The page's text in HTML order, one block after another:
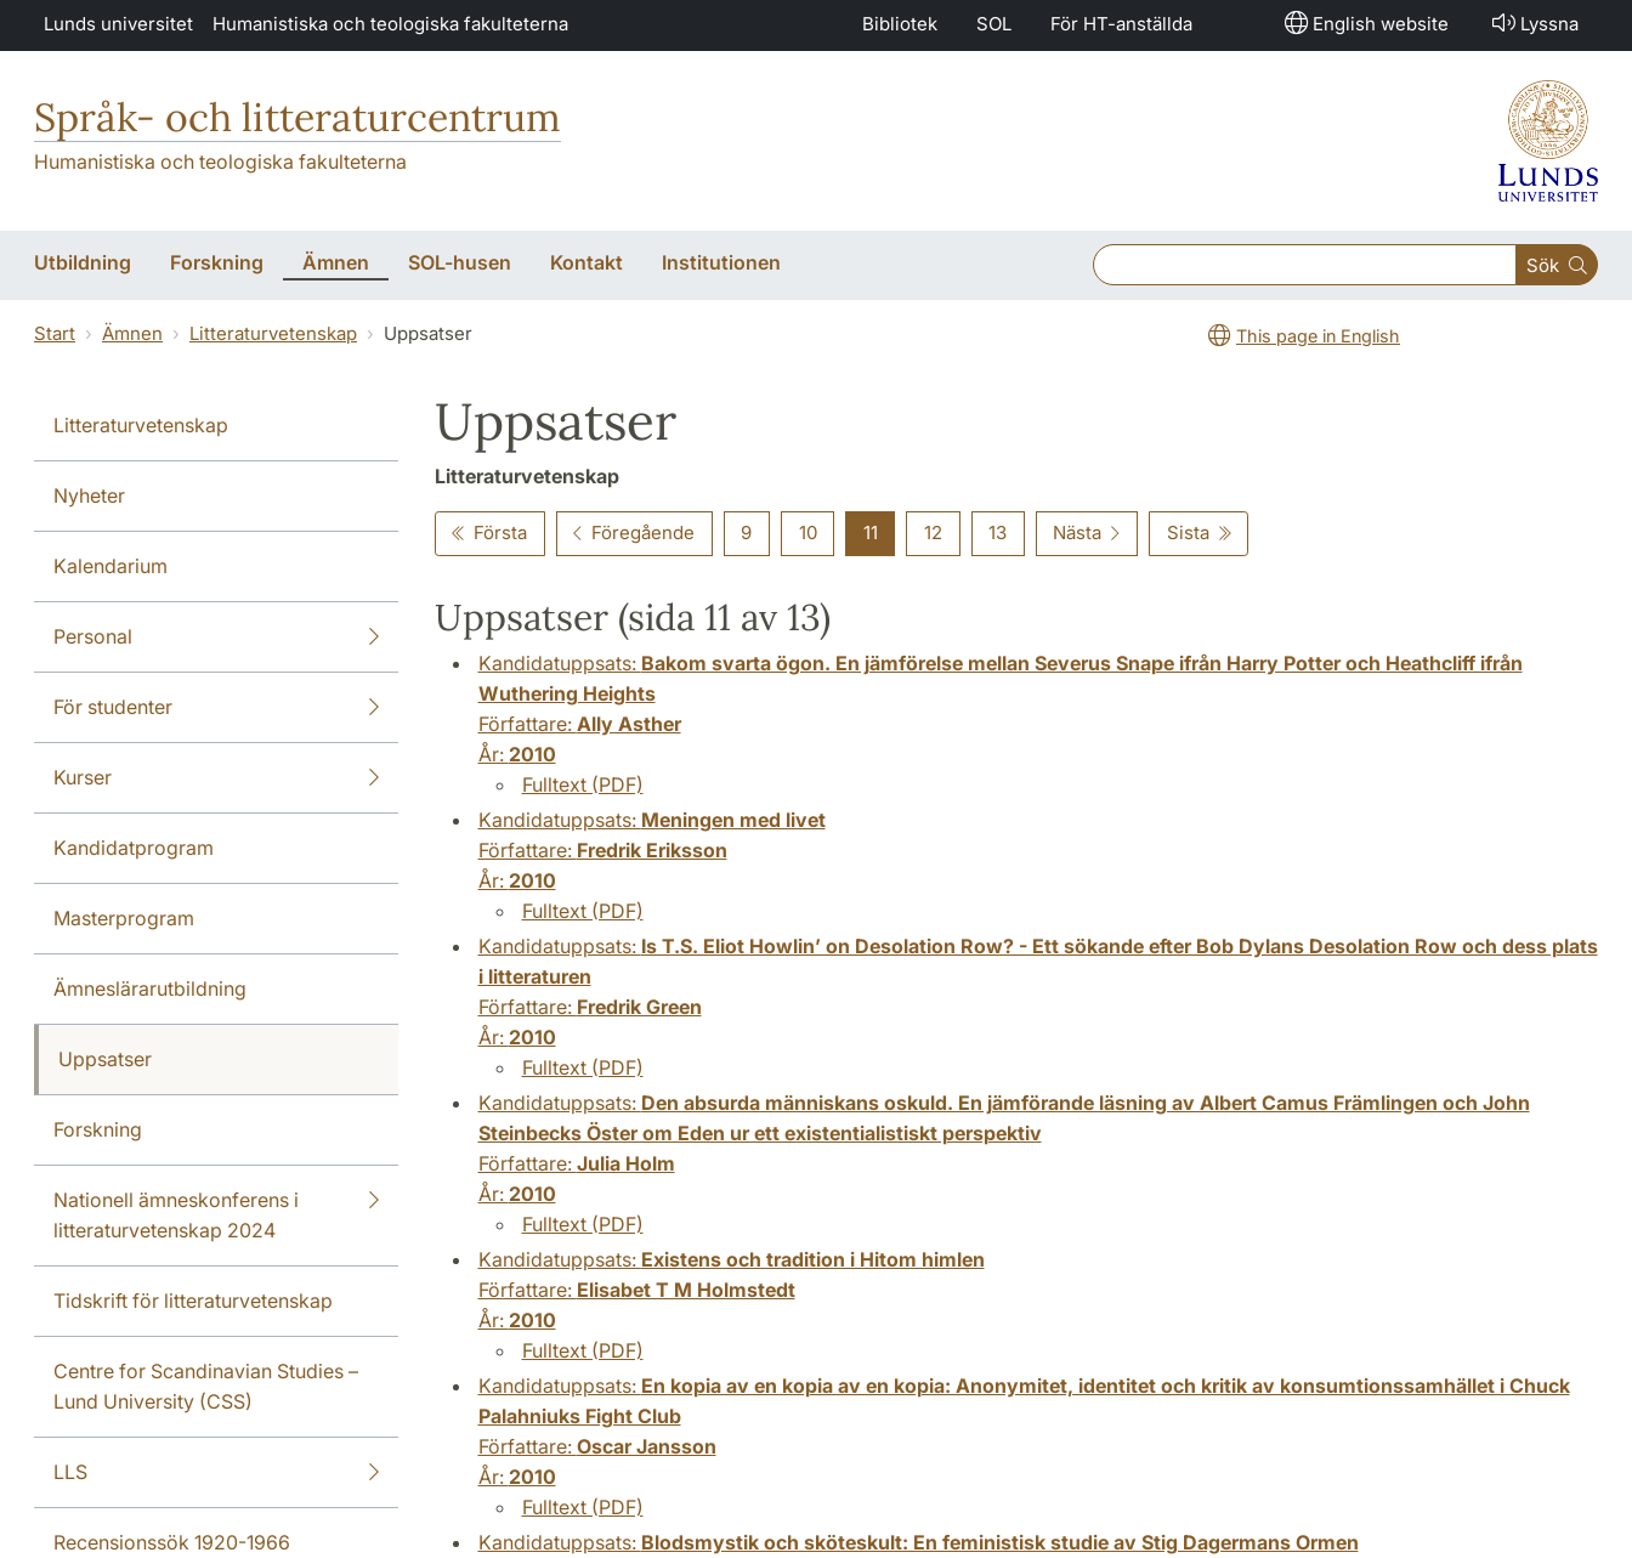
Hoppa till huvudinnehåll
Lunds universitet Humanistiska och teologiska fakulteterna Bibliotek SOL För HT-anställda English website Lyssna
Språk- och litteraturcentrum
Humanistiska och teologiska fakulteterna
Utbildning Forskning Ämnen SOL-husen Kontakt Institutionen Sök
Start Ämnen Litteraturvetenskap Uppsatser This page in English
Litteraturvetenskap
Nyheter
Kalendarium
Personal
För studenter
Kurser
Kandidatprogram
Masterprogram
Ämneslärarutbildning
Uppsatser
Forskning
Nationell ämneskonferens i
litteraturvetenskap 2024
Tidskrift för litteraturvetenskap
Centre for Scandinavian Studies –
Lund University (CSS)
LLS
Recensionssök 1920-1966
Uppsatser
Litteraturvetenskap
Första Föregående 9 10 11 12 13 Nästa Sista
Uppsatser (sida 11 av 13)
Kandidatuppsats: Bakom svarta ögon. En jämförelse mellan Severus Snape ifrån Harry Potter och Heathcliff ifrån
Wuthering Heights
Författare: Ally Asther
År: 2010
Fulltext (PDF)
Kandidatuppsats: Meningen med livet
Författare: Fredrik Eriksson
År: 2010
Fulltext (PDF)
Kandidatuppsats: Is T.S. Eliot Howlin’ on Desolation Row? - Ett sökande efter Bob Dylans Desolation Row och dess plats
i litteraturen
Författare: Fredrik Green
År: 2010
Fulltext (PDF)
Kandidatuppsats: Den absurda människans oskuld. En jämförande läsning av Albert Camus Främlingen och John
Steinbecks Öster om Eden ur ett existentialistiskt perspektiv
Författare: Julia Holm
År: 2010
Fulltext (PDF)
Kandidatuppsats: Existens och tradition i Hitom himlen
Författare: Elisabet T M Holmstedt
År: 2010
Fulltext (PDF)
Kandidatuppsats: En kopia av en kopia av en kopia: Anonymitet, identitet och kritik av konsumtionssamhället i Chuck
Palahniuks Fight Club
Författare: Oscar Jansson
År: 2010
Fulltext (PDF)
Kandidatuppsats: Blodsmystik och sköteskult: En feministisk studie av Stig Dagermans Ormen